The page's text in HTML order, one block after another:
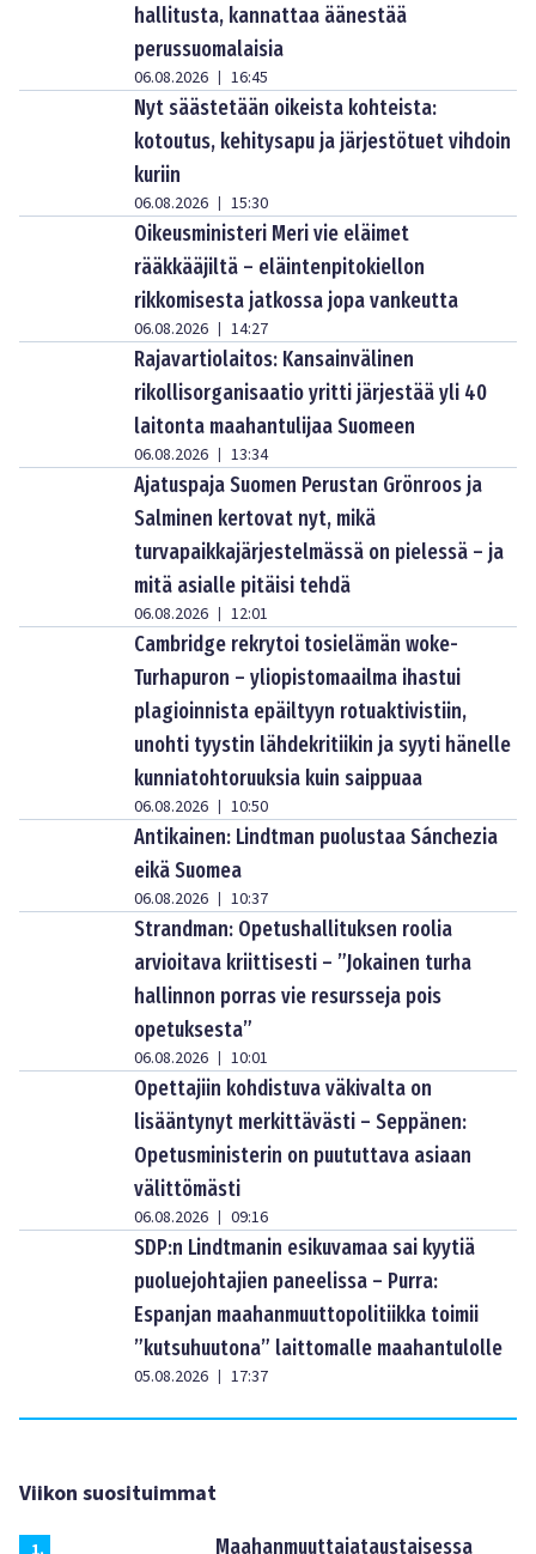
hallitusta, kannattaa äänestää
perussuomalaisia
06.08.2026 | 16:45
Nyt säästetään oikeista kohteista:
kotoutus, kehitysapu ja järjestötuet vihdoin
kuriin
06.08.2026 | 15:30
Oikeusministeri Meri vie eläimet
rääkkääjiltä – eläintenpitokiellon
rikkomisesta jatkossa jopa vankeutta
06.08.2026 | 14:27
Rajavartiolaitos: Kansainvälinen
rikollisorganisaatio yritti järjestää yli 40
laitonta maahantulijaa Suomeen
06.08.2026 | 13:34
Ajatuspaja Suomen Perustan Grönroos ja
Salminen kertovat nyt, mikä
turvapaikkajärjestelmässä on pielessä – ja
mitä asialle pitäisi tehdä
06.08.2026 | 12:01
Cambridge rekrytoi tosielämän woke-
Turhapuron – yliopistomaailma ihastui
plagioinnista epäiltyyn rotuaktivistiin,
unohti tyystin lähdekritiikin ja syyti hänelle
kunniatohtoruuksia kuin saippuaa
06.08.2026 | 10:50
Antikainen: Lindtman puolustaa Sánchezia
eikä Suomea
06.08.2026 | 10:37
Strandman: Opetushallituksen roolia
arvioitava kriittisesti – ”Jokainen turha
hallinnon porras vie resursseja pois
opetuksesta”
06.08.2026 | 10:01
Opettajiin kohdistuva väkivalta on
lisääntynyt merkittävästi – Seppänen:
Opetusministerin on puututtava asiaan
välittömästi
06.08.2026 | 09:16
SDP:n Lindtmanin esikuvamaa sai kyytiä
puoluejohtajien paneelissa – Purra:
Espanjan maahanmuuttopolitiikka toimii
”kutsuhuutona” laittomalle maahantulolle
05.08.2026 | 17:37
Viikon suosituimmat
Maahanmuuttajataustaisessa